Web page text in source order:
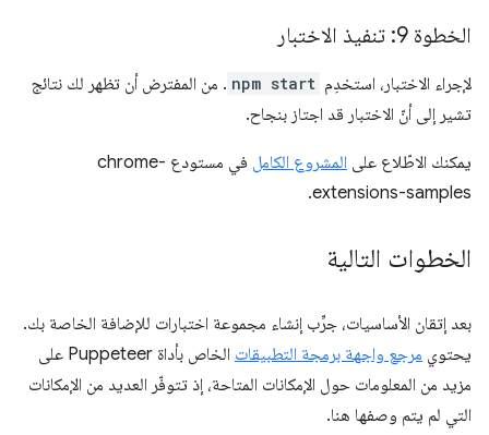
الخطوة 9: تنفيذ الاختبار
لإجراء الاختبار، استخدِم npm start . من المفترض أن تظهر لك نتائج
تشير إلى أنّ الاختبار قد اجتاز بنجاح.
يمكنك الاطّلاع على المشروع الكامل
في مستودع chrome-
extensions-samples.
الخطوات التالية
بعد إتقان الأساسيات، جرِّب إنشاء مجموعة اختبارات للإضافة الخاصة بك.
يحتوي مرجع واجهة برمجة التطبيقات
الخاص بأداة Puppeteer على
مزيد من المعلومات حول الإمكانات المتاحة، إذ تتوفّر العديد من الإمكانات
التي لم يتم وصفها هنا.